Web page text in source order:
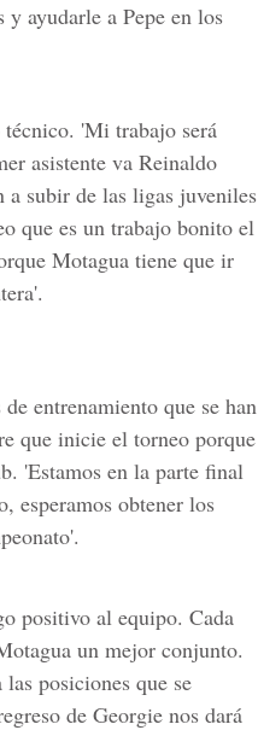
ayudarle a Pepe en los
técnico. 'Mi trabajo será
asistente va Reinaldo
a subir de las ligas juveniles
que es un trabajo bonito el
Motagua tiene que ir
entrenamiento que se han
que inicie el torneo porque
'Estamos en la parte final
esperamos obtener los
positivo al equipo. Cada
un mejor conjunto.
posiciones que se
de Georgie nos dará